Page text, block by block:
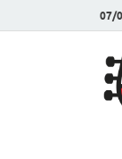
07/